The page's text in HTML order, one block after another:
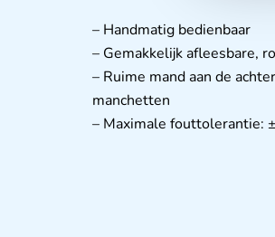
– Handmatig bedienbaar
– Gemakkelijk afleesbare,
– Ruime mand aan de
manchetten
– Maximale fouttolerantie: